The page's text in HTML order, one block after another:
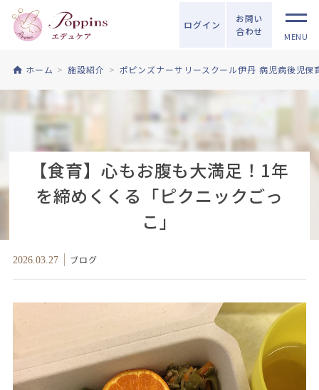
ログイン
お問い
合わせ
MENU
ホーム 施設紹介 ポピンズナーサリースクール伊丹 病児病後児保
【食育】心もお腹も大満足！1年
を締めくくる「ピクニックごっ
こ」
2026.03.27 ブログ